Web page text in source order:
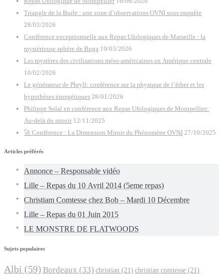
Triangle de la Burle : une zone d’observations OVNI sous enquête
28/03/2026
Conférence exceptionnelle aux Repas Ufologiques de Marseille : la
mystérieuse sphère de Buga 19/03/2026
Les mystères des civilisations méso-américaines en Amérique centrale
10/02/2026
Le générateur de Phryll: conférence sur la physique de l’éther et les
hypothèses énergétiques 28/01/2026
Philippe Solal en conférence aux Repas Ufologiques de Montpellier:
Au-delà du miroir 12/11/2025
🚀 Conférence : La Dimension Miroir du Phénomène OVNI 27/10/2025
Articles préférés
Annonce – Responsable vidéo
Lille – Repas du 10 Avril 2014 (5eme repas)
Christiam Comtesse chez Bob – Mardi 10 Décembre
Lille – Repas du 01 Juin 2015
LE MONSTRE DE FLATWOODS
Sujets populaires
Albi (59) Bordeaux (33) christian (21) christian comtesse (21)